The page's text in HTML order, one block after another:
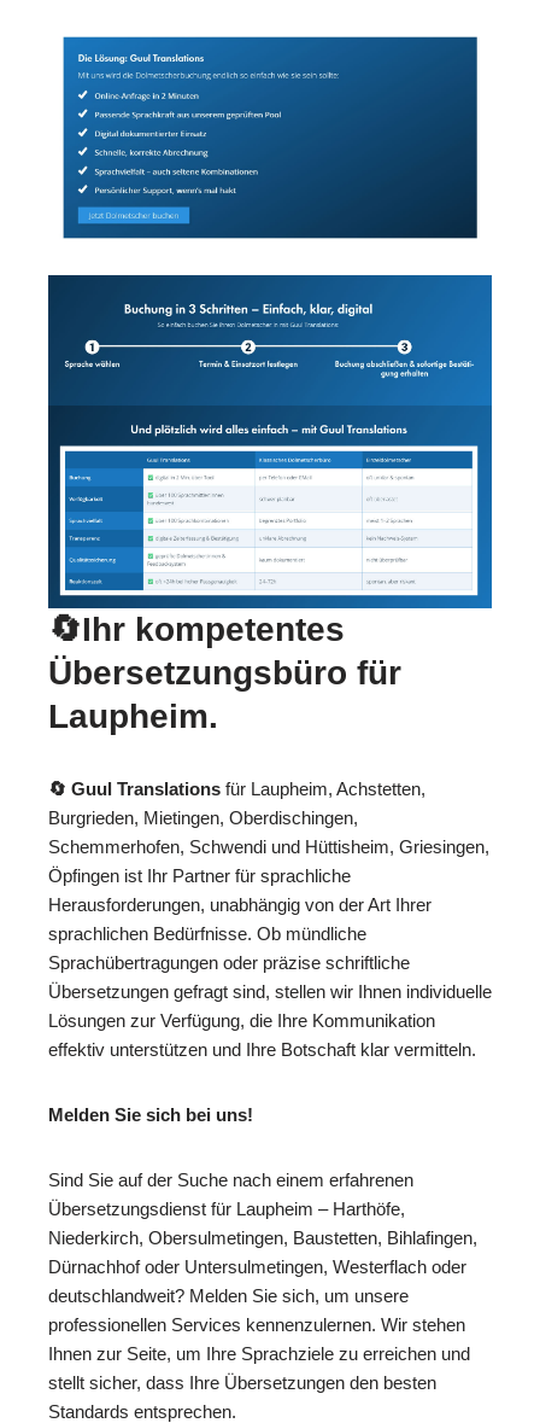
🔄Ihr kompetentes
Übersetzungsbüro für
Laupheim.
🔄 Guul Translations für Laupheim, Achstetten,
Burgrieden, Mietingen, Oberdischingen,
Schemmerhofen, Schwendi und Hüttisheim, Griesingen,
Öpfingen ist Ihr Partner für sprachliche
Herausforderungen, unabhängig von der Art Ihrer
sprachlichen Bedürfnisse. Ob mündliche
Sprachübertragungen oder präzise schriftliche
Übersetzungen gefragt sind, stellen wir Ihnen individuelle
Lösungen zur Verfügung, die Ihre Kommunikation
effektiv unterstützen und Ihre Botschaft klar vermitteln.
Melden Sie sich bei uns!
Sind Sie auf der Suche nach einem erfahrenen
Übersetzungsdienst für Laupheim – Harthöfe,
Niederkirch, Obersulmetingen, Baustetten, Bihlafingen,
Dürnachhof oder Untersulmetingen, Westerflach oder
deutschlandweit? Melden Sie sich, um unsere
professionellen Services kennenzulernen. Wir stehen
Ihnen zur Seite, um Ihre Sprachziele zu erreichen und
stellt sicher, dass Ihre Übersetzungen den besten
Standards entsprechen.